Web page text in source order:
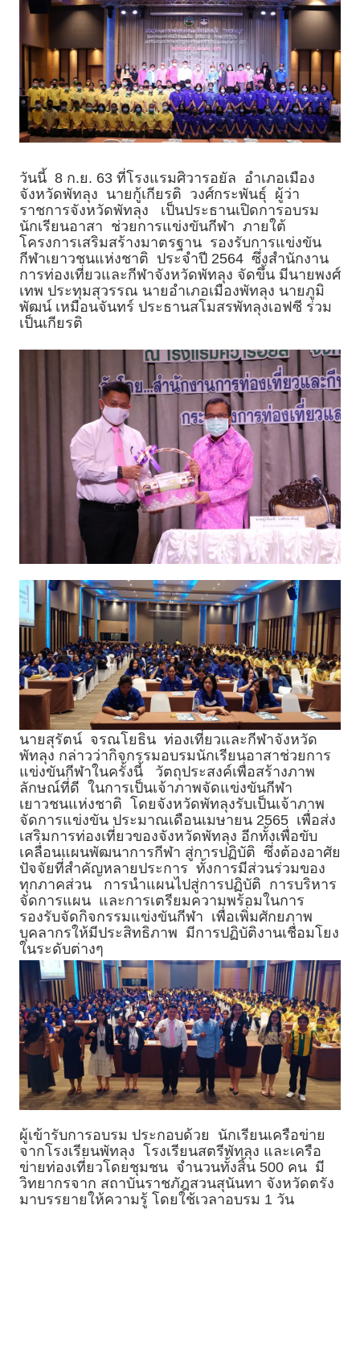
วันนี้ 8 ก.ย. 63 ที่โรงแรมศิวารอยัล อำเภอเมือง
จังหวัดพัทลุง นายกู้เกียรติ วงศ์กระพันธุ์ ผู้ว่า
ราชการจังหวัดพัทลุง เป็นประธานเปิดการอบรม
นักเรียนอาสา ช่วยการแข่งขันกีฬา ภายใต้
โครงการเสริมสร้างมาตรฐาน รองรับการแข่งขัน
กีฬาเยาวชนแห่งชาติ ประจำปี 2564 ซึ่งสำนักงาน
การท่องเที่ยวและกีฬาจังหวัดพัทลุง จัดขึ้น มีนายพงศ์
เทพ ประทุมสุวรรณ นายอำเภอเมืองพัทลุง นายภูมิ
พัฒน์ เหมือนจันทร์ ประธานสโมสรพัทลุงเอฟซี ร่วม
เป็นเกียรติ
นายสุรัตน์ จรณโยธิน ท่องเที่ยวและกีฬาจังหวัด
พัทลุง กล่าวว่ากิจกรรมอบรมนักเรียนอาสาช่วยการ
แข่งขันกีฬาในครั้งนี้ วัตถุประสงค์เพื่อสร้างภาพ
ลักษณ์ที่ดี ในการเป็นเจ้าภาพจัดแข่งขันกีฬา
เยาวชนแห่งชาติ โดยจังหวัดพัทลุงรับเป็นเจ้าภาพ
จัดการแข่งขัน ประมาณเดือนเมษายน 2565 เพื่อส่ง
เสริมการท่องเที่ยวของจังหวัดพัทลุง อีกทั้งเพื่อขับ
เคลื่อนแผนพัฒนาการกีฬา สู่การปฏิบัติ ซึ่งต้องอาศัย
ปัจจัยที่สำคัญหลายประการ ทั้งการมีส่วนร่วมของ
ทุกภาคส่วน การนำแผนไปสู่การปฏิบัติ การบริหาร
จัดการแผน และการเตรียมความพร้อมในการ
รองรับจัดกิจกรรมแข่งขันกีฬา เพื่อเพิ่มศักยภาพ
บุคลากรให้มีประสิทธิภาพ มีการปฏิบัติงานเชื่อมโยง
ในระดับต่างๆ
ผู้เข้ารับการอบรม ประกอบด้วย นักเรียนเครือข่าย
จากโรงเรียนพัทลุง โรงเรียนสตรีพัทลุง และเครือ
ข่ายท่องเที่ยวโดยชุมชน จำนวนทั้งสิ้น 500 คน มี
วิทยากรจาก สถาบันราชภัฎสวนสุนันทา จังหวัดตรัง
มาบรรยายให้ความรู้ โดยใช้เวลาอบรม 1 วัน